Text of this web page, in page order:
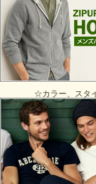
☆カラー、スタ